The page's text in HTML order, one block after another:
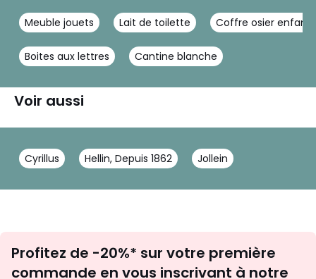
Meuble jouets Lait de toilette Coffre osier enfant
Boites aux lettres Cantine blanche
Voir aussi
Cyrillus Hellin, Depuis 1862 Jollein
newsletter
Profitez de -20%* sur votre première
commande en vous inscrivant à notre